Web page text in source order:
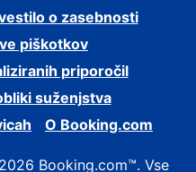
o zasebnosti
piškotkov
priporočil
suženjstva
O Booking.com
Booking.com™. Vse